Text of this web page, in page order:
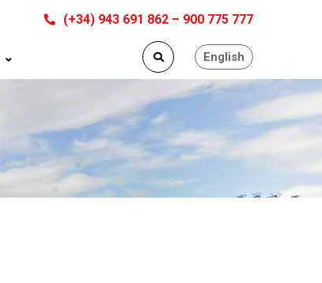
(+34) 943 691 862 – 900 775 777
English